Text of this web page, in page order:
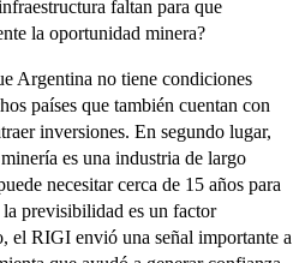
faltan para que
la oportunidad minera?
Argentina no tiene condiciones
países que también cuentan con
inversiones. En segundo lugar,
es una industria de largo
necesitar cerca de 15 años para
previsibilidad es un factor
el RIGI envió una señal importante a